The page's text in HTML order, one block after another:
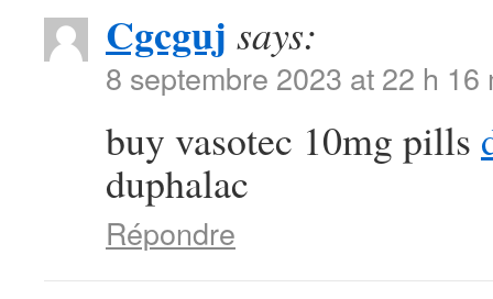
Cgcguj says:
8 septembre 2023 at 22 h 16
buy vasotec 10mg pills
duphalac
Répondre